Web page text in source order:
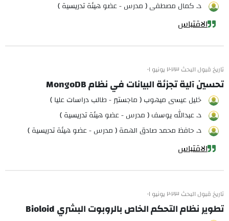
د. كمال مصطفى ( مدرس - عضو هيئة تدريسية )
الاقتباس
تاريخ قبول البحث ٢٠٢٣ يونيو ٠١
تحسين آلية تجزئة البيانات في نظام MongoDB
خليل عيسى ميهوب ( ماجستير - طالب دراسات عليا )
د. عبدالله يوسف ( مدرس - عضو هيئة تدريسية )
د. حافظ محمد صادق الهمة ( مدرس - عضو هيئة تدريسية )
الاقتباس
تاريخ قبول البحث ٢٠٢٣ يونيو ٠١
تطوير نظام التحكم الخاص بالروبوت البشري Bioloid